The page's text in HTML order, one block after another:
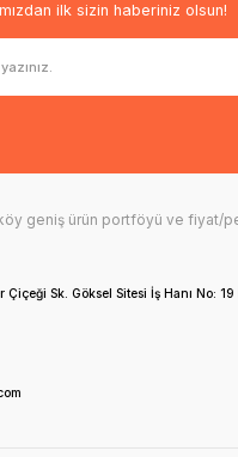
ilk sizin haberiniz olsun!
geniş ürün portföyü ve fiyat/
Sk. Göksel Sitesi İş Hanı No: 19